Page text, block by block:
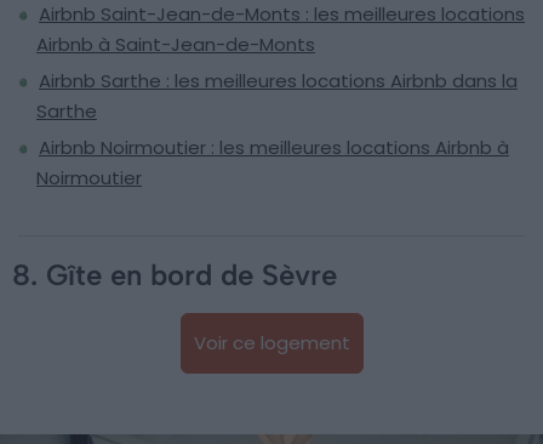
Airbnb Saint-Jean-de-Monts : les meilleures locations
Airbnb à Saint-Jean-de-Monts
Airbnb Sarthe : les meilleures locations Airbnb dans la
Sarthe
Airbnb Noirmoutier : les meilleures locations Airbnb à
Noirmoutier
8. Gîte en bord de Sèvre
Voir ce logement